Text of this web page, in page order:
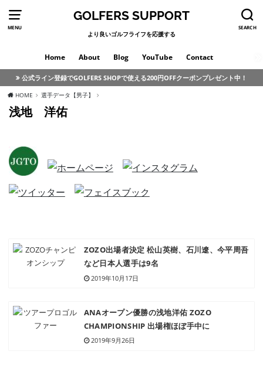
MENU SEARCH
GOLFERS SUPPORT
より良いゴルフライフを応援する
Home About Blog YouTube Contact
公式ライン登録でGOLFERS SHOPで使える200円OFFクーポンプレゼント中！
HOME 選手データ【男子】
浅地 洋佑
ZOZO出場者決定 松山英樹、石川遼、今平周吾
など日本人選手は9名
2019年10月17日
ANAオープン優勝の浅地洋佑 ZOZO
CHAMPIONSHIP 出場権ほぼ手中に
2019年9月26日